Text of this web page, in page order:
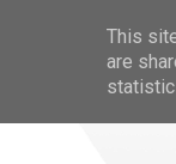
This
are